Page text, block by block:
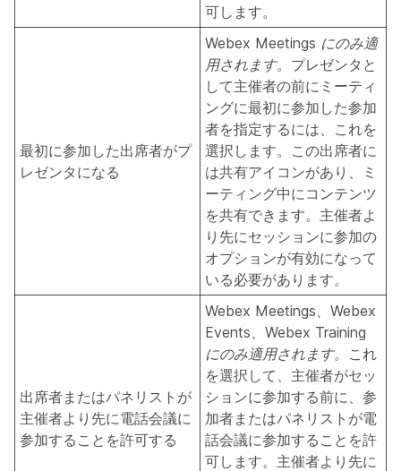
可します。
最初に参加した出席者がプ
レゼンタになる
Webex Meetings にのみ適
用されます。 プレゼンタと
して主催者の前にミーティ
ングに最初に参加した参加
者を指定するには、これを
選択します。この出席者に
は共有アイコンがあり、ミ
ーティング中にコンテンツ
を共有できます。主催者よ
り先にセッションに参加の
オプションが有効になって
いる必要があります。
出席者またはパネリストが
主催者より先に電話会議に
参加することを許可する
Webex Meetings、Webex
Events、Webex Training
にのみ適用されます。 これ
を選択して、主催者がセッ
ションに参加する前に、参
加者またはパネリストが電
話会議に参加することを許
可します。主催者より先に